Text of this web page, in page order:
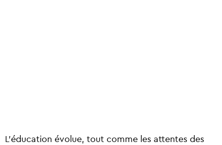
L’éducation évolue, tout comme les attentes des